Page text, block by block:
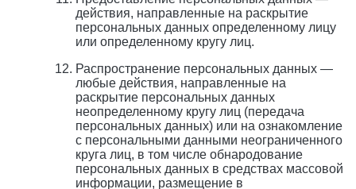
действия, направленные на раскрытие
персональных данных определенному лицу
или определенному кругу лиц.
Распространение персональных данных —
любые действия, направленные на
раскрытие персональных данных
неопределенному кругу лиц (передача
персональных данных) или на ознакомление
с персональными данными неограниченного
круга лиц, в том числе обнародование
персональных данных в средствах массовой
информации, размещение в